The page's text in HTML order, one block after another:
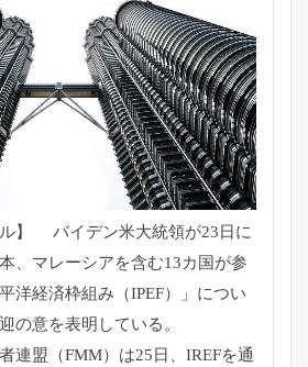
ル】 バイデン米大統領が23日に
、 マレーシアを含む13カ国が参
洋経済枠組み（IPEF）」につい
の意を表明している。
連盟（FMM）は25日、 IREFを通